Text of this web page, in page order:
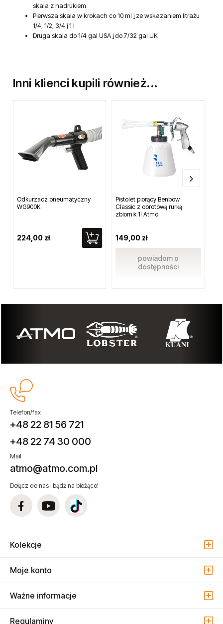
skala z nadrukiem
Pierwsza skala w krokach co 10 ml i ze wskazaniem litrażu
1/4, 1/2, 3/4i1 l
Druga skala do 1/4 gal USAido 7/32 gal UK
Inni klienci kupili również...
Odkurzacz pneumatyczny
WG900K
224,00 zł
Pistolet piorący Benbow
Classic z obrotową rurką
zbiornik 1l Atmo
149,00 zł
powiadom o
dostępności
Telefon/fax
+48 22 81 56 721
+48 22 74 30 000
Mail
atmo@atmo.com.pl
Dołącz do nas i bądź na bieżąco!
Kolekcje
Moje konto
Ważne informacje
Regulaminy